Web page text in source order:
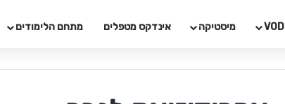
VOD מיסטיקה אינדקס מטפלים מתחם הלימודים